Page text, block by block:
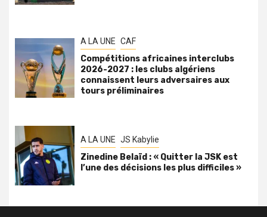
A LA UNE CAF
Compétitions africaines interclubs
2026-2027 : les clubs algériens
connaissent leurs adversaires aux
tours préliminaires
A LA UNE JS Kabylie
Zinedine Belaïd : « Quitter la JSK est
l’une des décisions les plus difficiles »